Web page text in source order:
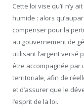
Cette loi vise qu’il n’y
humide : alors
compenser pour la
au gouvernement de
utilisant l’argent versé
être accompagnée
territoriale, afin de
et d’assurer que le
l’esprit de la loi.